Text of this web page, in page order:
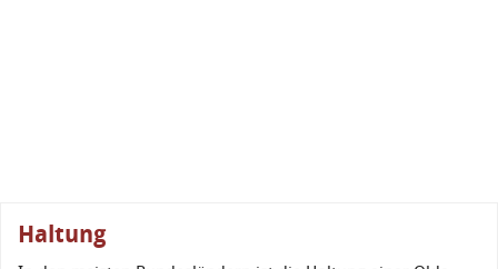
Haltung